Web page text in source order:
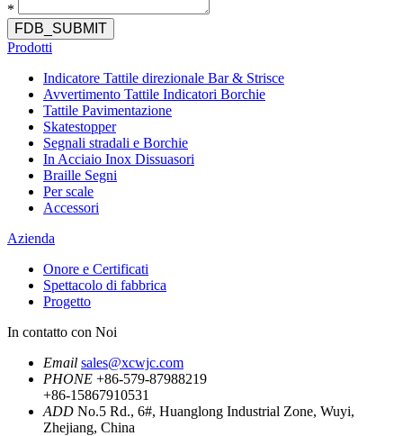
*
FDB_SUBMIT
Prodotti
Indicatore Tattile direzionale Bar & Strisce
Avvertimento Tattile Indicatori Borchie
Tattile Pavimentazione
Skatestopper
Segnali stradali e Borchie
In Acciaio Inox Dissuasori
Braille Segni
Per scale
Accessori
Azienda
Onore e Certificati
Spettacolo di fabbrica
Progetto
In contatto con Noi
Email sales@xcwjc.com
PHONE +86-579-87988219
+86-15867910531
ADD No.5 Rd., 6#, Huanglong Industrial Zone, Wuyi,
Zhejiang, China